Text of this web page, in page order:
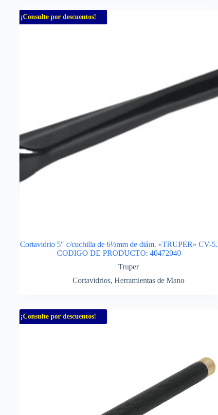
¡Consulte por descuentos!
Cortavidrio 5″ c/cuchilla de 6½mm de diám. «TRUPER» CV-5.
CODIGO DE PRODUCTO: 40472040
Truper
Cortavidrios, Herramientas de Mano
¡Consulte por descuentos!